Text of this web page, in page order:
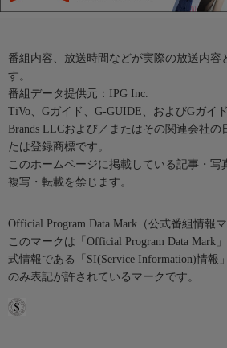
番組内容、放送時間などが実際の放送内容
す。
番組データ提供元：IPG Inc.
TiVo、Gガイド、G-GUIDE、およびGガイ
Brands LLCおよび／またはその関連会社の
たは登録商標です。
このホームページに掲載している記事・写
複写・転載を禁じます。
Official Program Data Mark（公式番組情報マ
このマークは「Official Program Data Mark
式情報である「SI(Service Information)情報
のみ表記が許されているマークです。